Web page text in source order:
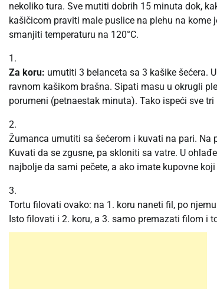
nekoliko tura. Sve mutiti dobrih 15 minuta dok,
kašičicom praviti male puslice na plehu na kome
smanjiti temperaturu na 120°C.
1.
Za koru: umutiti 3 belanceta sa 3 kašike šećera.
ravnom kašikom brašna. Sipati masu u okrugli
porumeni (petnaestak minuta). Tako ispeći sve tri
2.
Žumanca umutiti sa šećerom i kuvati na pari.
Kuvati da se zgusne, pa skloniti sa vatre. U
najbolje da sami pečete, a ako imate kupovne
3.
Tortu filovati ovako: na 1. koru naneti fil, po
Isto filovati i 2. koru, a 3. samo premazati filom i